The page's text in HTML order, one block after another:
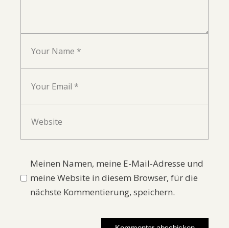
Meinen Namen, meine E-Mail-Adresse und
meine Website in diesem Browser, für die
nächste Kommentierung, speichern.